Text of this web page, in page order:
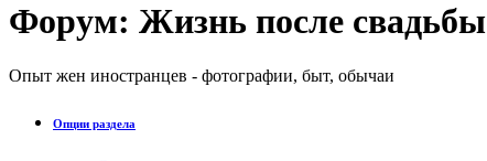
Форум: Жизнь после свадьбы
Опыт жен иностранцев - фотографии, быт, обычаи
Опции раздела